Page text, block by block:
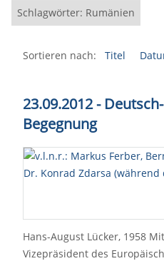
Schlagwörter: Rumänien
Sortieren nach: Titel
23.09.2012 -
Begegnung
Hans-August Lücker, 1958
Vizepräsident des